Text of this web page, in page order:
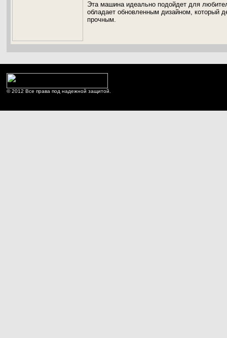
Эта машина идеально подойдет для
обладает обновленным дизайном, который
прочным.
© 2012 Все права под надежной защитой.